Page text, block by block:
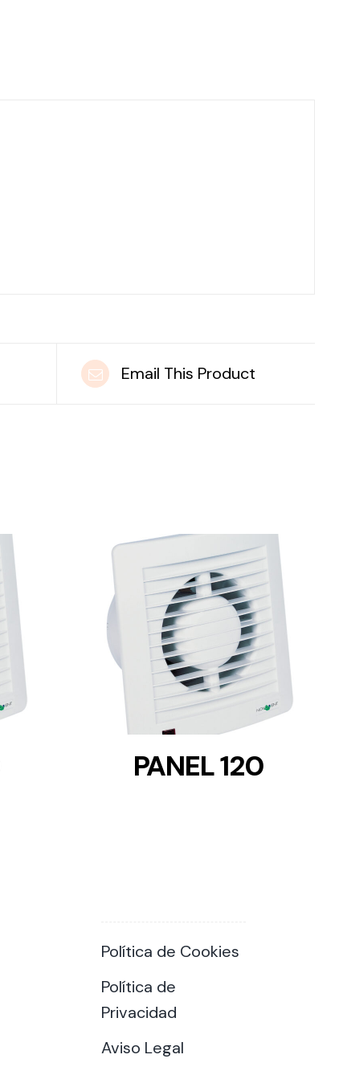
Email This Product
DETAILS
PANEL 120
Política de Cookies
Política de
Privacidad
Aviso Legal